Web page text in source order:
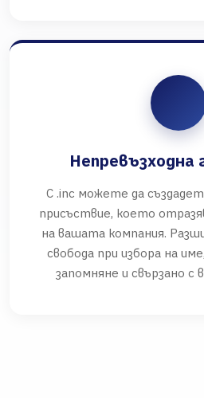
Непревъзходна
С .inc можете да
присъствие, което
на вашата компания.
свобода при избора на
запомняне и свързано